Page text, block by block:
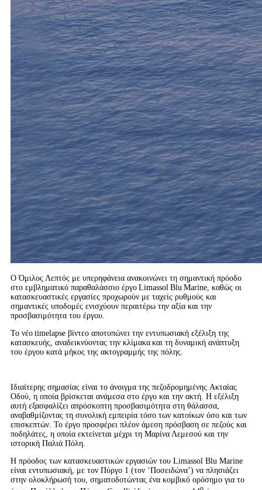
Ο Όμιλος Λεπτός με υπερηφάνεια ανακοινώνει τη σημαντική πρόοδο
στο εμβληματικό παραθαλάσσιο έργο Limassol Blu Marine, καθώς οι
κατασκευαστικές εργασίες προχωρούν με ταχείς ρυθμούς και
σημαντικές υποδομές ενισχύουν περαιτέρω την αξία και την
προσβασιμότητα του έργου.
Το νέο timelapse βίντεο αποτυπώνει την εντυπωσιακή εξέλιξη της
κατασκευής, αναδεικνύοντας την κλίμακα και τη δυναμική ανάπτυξη
του έργου κατά μήκος της ακτογραμμής της πόλης.
Ιδιαίτερης σημασίας είναι το άνοιγμα της πεζοδρομημένης Ακταίας
Οδού, η οποία βρίσκεται ανάμεσα στο έργο και την ακτή. Η εξέλιξη
αυτή εξασφαλίζει απρόσκοπτη προσβασιμότητα στη θάλασσα,
αναβαθμίζοντας τη συνολική εμπειρία τόσο των κατοίκων όσο και των
επισκεπτών. Το έργο προσφέρει πλέον άμεση πρόσβαση σε πεζούς και
ποδηλάτες, η οποία εκτείνεται μέχρι τη Μαρίνα Λεμεσού και την
ιστορική Παλιά Πόλη.
Η πρόοδος των κατασκευαστικών εργασιών του Limassol Blu Marine
είναι εντυπωσιακή, με τον Πύργο 1 (τον ‘Ποσειδώνα’) να πλησιάζει
στην ολοκλήρωσή του, σηματοδοτώντας ένα κομβικό ορόσημο για το